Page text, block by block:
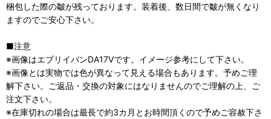
梱包した際の皺が残っております。装着後、数日間で皺が無くなり
ますのでご安心下さい。
■注意
※画像はエブリイバンDA17Vです。イメージ参考にして下さい。
※画像とは実物では色が異なって見える場合もあります。予めご理
解下さい。ご返品・交換の対象にはなりませんのでご理解の上、ご
注文下さい。
※在庫切れの場合は最長で約3カ月とお時間頂くので予めご容赦下さ